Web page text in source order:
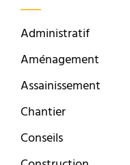
Administratif
Aménagement
Assainissement
Chantier
Conseils